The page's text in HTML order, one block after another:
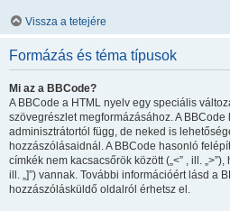
Vissza a tetejére
Formázás és téma típusok
Mi az a BBCode?
A BBCode a HTML nyelv egy speciális
szövegrészlet megformázásához. A
adminisztrátortól függ, de neked is
hozzászólásaidnál. A BBCode hasonló
címkék nem kacsacsőrök között („<” , ill.
ill. „]”) vannak. További információért lásd a
hozzászólásküldő oldalról érhetsz el.